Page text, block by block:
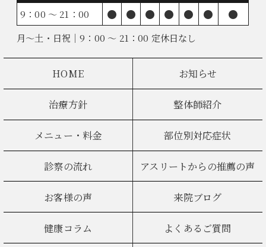
9：00 ～ 21：00 ● ● ● ● ● ● ●
月～土・日祝｜9：00 ～ 21：00 定休日なし
HOME お知らせ
治療方針 整体師紹介
メニュー・料金 部位別対応症状
診察の流れ アスリートからの推薦の声
お客様の声 来院ブログ
健康コラム よくあるご質問